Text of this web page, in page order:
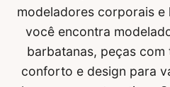
modeladores corporais e
você encontra
barbatanas, peças com
conforto e design para